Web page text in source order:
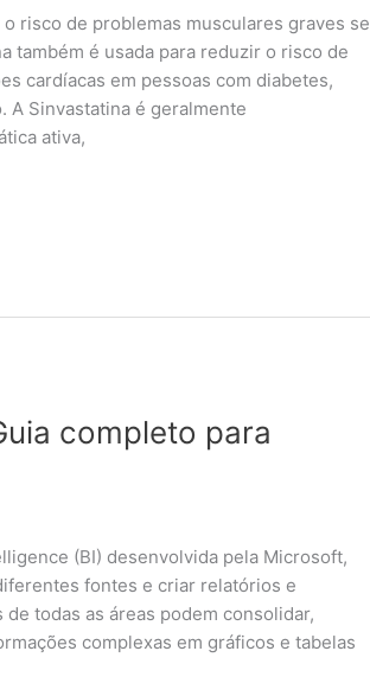
risco de problemas musculares graves se
também é usada para reduzir o risco de
cardíacas em pessoas com diabetes,
A Sinvastatina é geralmente
ativa,
completo para
(BI) desenvolvida pela Microsoft,
fontes e criar relatórios e
todas as áreas podem consolidar,
complexas em gráficos e tabelas